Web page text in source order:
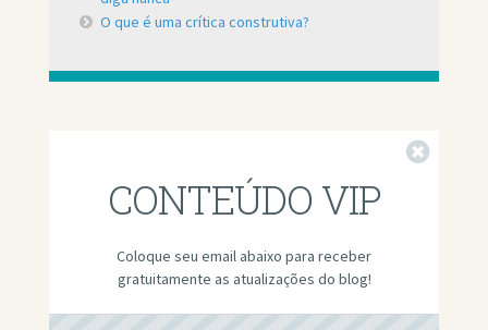
O que é uma crítica construtiva?
CONTEÚDO VIP
Coloque seu email abaixo para receber
gratuitamente as atualizações do blog!